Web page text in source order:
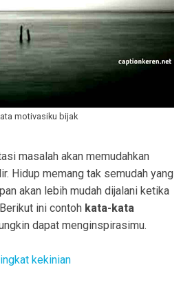
motivasiku bijak
masalah akan memudahkan
Hidup memang tak semudah yang
akan lebih mudah dijalani ketika
ini contoh kata-kata
dapat menginspirasimu.
kekinian